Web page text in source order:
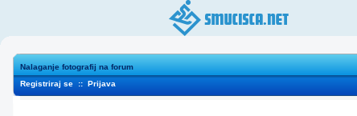
Nalaganje fotografij na forum
Registriraj se :: Prijava